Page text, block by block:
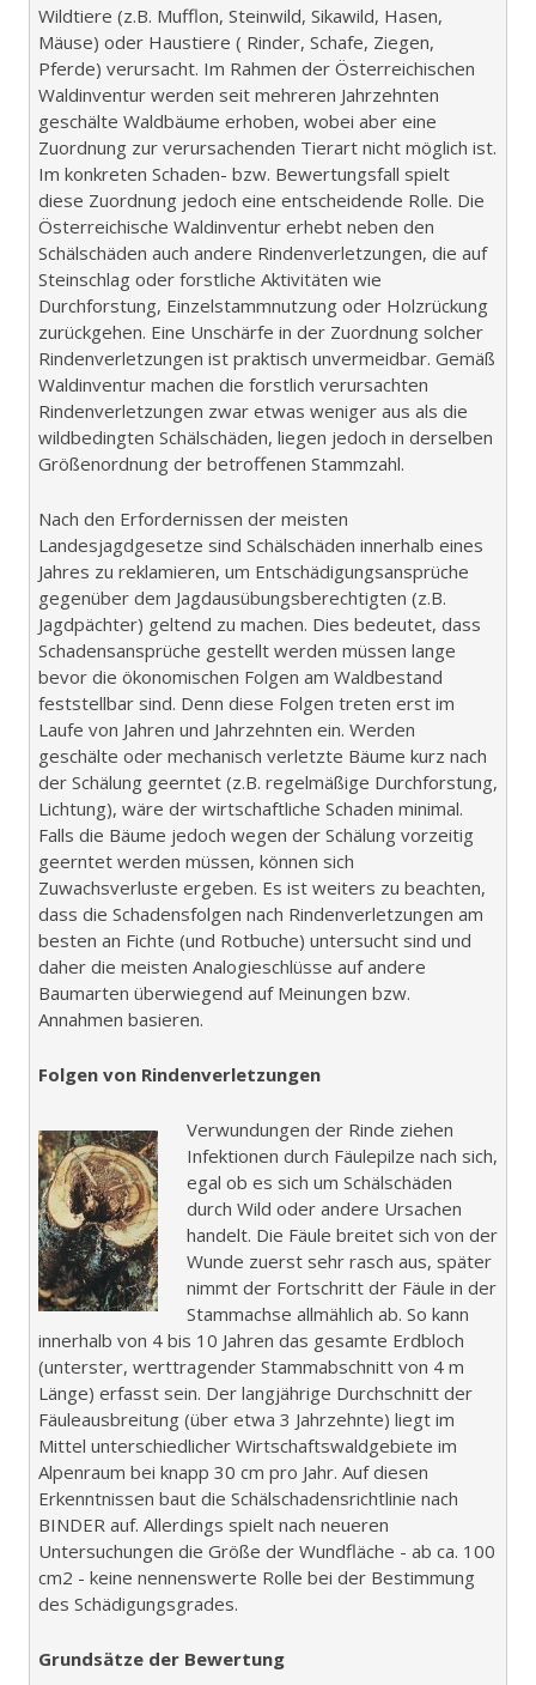
Wildtiere (z.B. Mufflon, Steinwild, Sikawild, Hasen,
Mäuse) oder Haustiere ( Rinder, Schafe, Ziegen,
Pferde) verursacht. Im Rahmen der Österreichischen
Waldinventur werden seit mehreren Jahrzehnten
geschälte Waldbäume erhoben, wobei aber eine
Zuordnung zur verursachenden Tierart nicht möglich ist.
Im konkreten Schaden- bzw. Bewertungsfall spielt
diese Zuordnung jedoch eine entscheidende Rolle. Die
Österreichische Waldinventur erhebt neben den
Schälschäden auch andere Rindenverletzungen, die auf
Steinschlag oder forstliche Aktivitäten wie
Durchforstung, Einzelstammnutzung oder Holzrückung
zurückgehen. Eine Unschärfe in der Zuordnung solcher
Rindenverletzungen ist praktisch unvermeidbar. Gemäß
Waldinventur machen die forstlich verursachten
Rindenverletzungen zwar etwas weniger aus als die
wildbedingten Schälschäden, liegen jedoch in derselben
Größenordnung der betroffenen Stammzahl.
Nach den Erfordernissen der meisten
Landesjagdgesetze sind Schälschäden innerhalb eines
Jahres zu reklamieren, um Entschädigungsansprüche
gegenüber dem Jagdausübungsberechtigten (z.B.
Jagdpächter) geltend zu machen. Dies bedeutet, dass
Schadensansprüche gestellt werden müssen lange
bevor die ökonomischen Folgen am Waldbestand
feststellbar sind. Denn diese Folgen treten erst im
Laufe von Jahren und Jahrzehnten ein. Werden
geschälte oder mechanisch verletzte Bäume kurz nach
der Schälung geerntet (z.B. regelmäßige Durchforstung,
Lichtung), wäre der wirtschaftliche Schaden minimal.
Falls die Bäume jedoch wegen der Schälung vorzeitig
geerntet werden müssen, können sich
Zuwachsverluste ergeben. Es ist weiters zu beachten,
dass die Schadensfolgen nach Rindenverletzungen am
besten an Fichte (und Rotbuche) untersucht sind und
daher die meisten Analogieschlüsse auf andere
Baumarten überwiegend auf Meinungen bzw.
Annahmen basieren.
Folgen von Rindenverletzungen
Verwundungen der Rinde ziehen
Infektionen durch Fäulepilze nach sich,
egal ob es sich um Schälschäden
durch Wild oder andere Ursachen
handelt. Die Fäule breitet sich von der
Wunde zuerst sehr rasch aus, später
nimmt der Fortschritt der Fäule in der
Stammachse allmählich ab. So kann
innerhalb von 4 bis 10 Jahren das gesamte Erdbloch
(unterster, werttragender Stammabschnitt von 4 m
Länge) erfasst sein. Der langjährige Durchschnitt der
Fäuleausbreitung (über etwa 3 Jahrzehnte) liegt im
Mittel unterschiedlicher Wirtschaftswaldgebiete im
Alpenraum bei knapp 30 cm pro Jahr. Auf diesen
Erkenntnissen baut die Schälschadensrichtlinie nach
BINDER auf. Allerdings spielt nach neueren
Untersuchungen die Größe der Wundfläche - ab ca. 100
cm2 - keine nennenswerte Rolle bei der Bestimmung
des Schädigungsgrades.
Grundsätze der Bewertung